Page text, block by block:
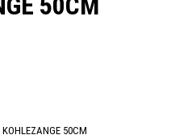
KOHLEZANGE 50CM